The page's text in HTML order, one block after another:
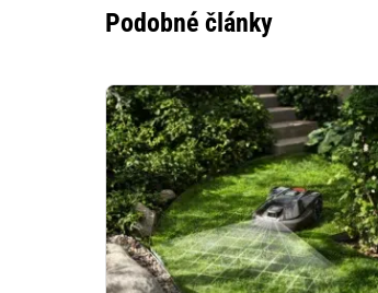
Podobné články